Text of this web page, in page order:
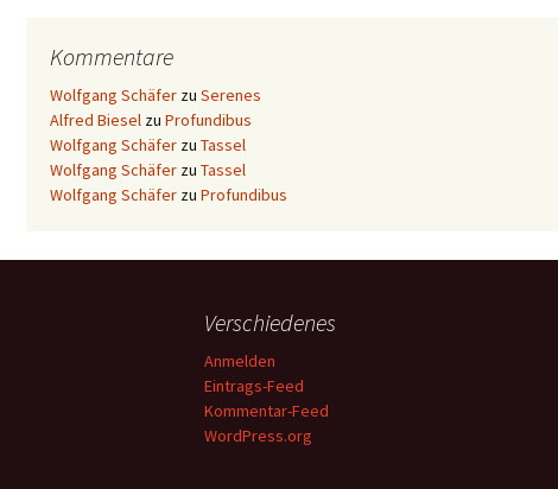
Kommentare
Wolfgang Schäfer zu Serenes
Alfred Biesel zu Profundibus
Wolfgang Schäfer zu Tassel
Wolfgang Schäfer zu Tassel
Wolfgang Schäfer zu Profundibus
Verschiedenes
Anmelden
Eintrags-Feed
Kommentar-Feed
WordPress.org